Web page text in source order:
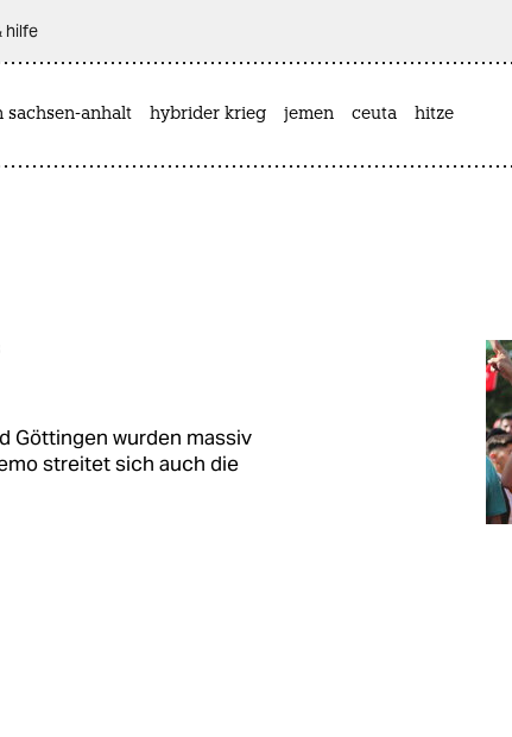
hilfe
sachsen-anhalt hybrider krieg jemen ceuta hitze
Göttingen wurden massiv
streitet sich auch die